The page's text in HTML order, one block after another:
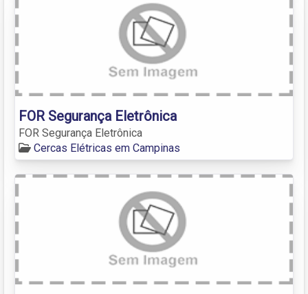
FOR Segurança Eletrônica
FOR Segurança Eletrônica
Cercas Elétricas em Campinas